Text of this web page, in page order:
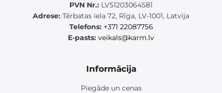
PVN Nr.: LV51203064581
Adrese: Tērbatas iela 72, Rīga, LV-1001, Latvija
Telefons: +371 22087756
E-pasts: veikals@karm.lv
Informācija
Piegāde un cenas